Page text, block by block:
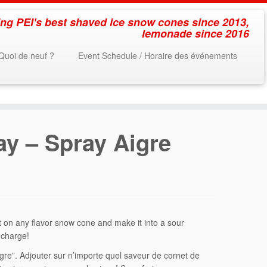
PEI's best shaved ice snow cones since 2013,
lemonade since 2016
de neuf ?
Event Schedule / Horaire des événements
– Spray Aigre
any flavor snow cone and make it into a sour
Adjouter sur n’importe quel saveur de cornet de